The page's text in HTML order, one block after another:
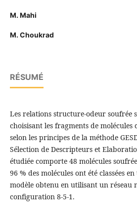
M. Mahi
M. Choukrad
RÉSUMÉ
Les relations structure-odeur soufrée
choisisant les fragments de molécules
selon les principes de la méthode
Sélection de Descripteurs et
étudiée comporte 48 molécules
96 % des molécules ont été classées
modèle obtenu en utilisant un réseau
configuration 8-5-1.